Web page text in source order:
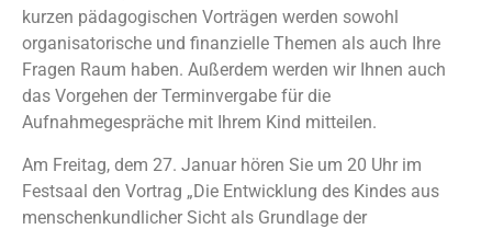
kurzen pädagogischen Vorträgen werden sowohl
organisatorische und finanzielle Themen als auch Ihre
Fragen Raum haben. Außerdem werden wir Ihnen auch
das Vorgehen der Terminvergabe für die
Aufnahmegespräche mit Ihrem Kind mitteilen.
Am Freitag, dem 27. Januar hören Sie um 20 Uhr im
Festsaal den Vortrag „Die Entwicklung des Kindes aus
menschenkundlicher Sicht als Grundlage der